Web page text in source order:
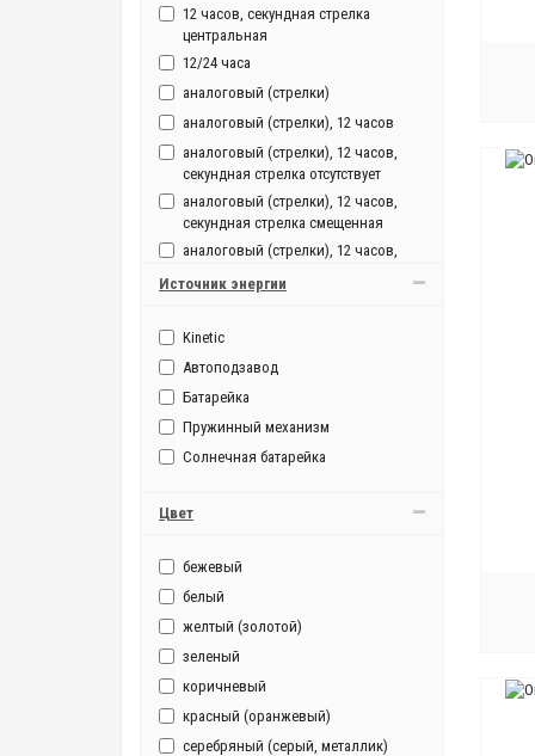
автоподзаводом
мужские, механические
автоподзаводом
12 часов, секундная стрелка
центральная
12/24 часа
аналоговый (стрелки)
аналоговый (стрелки), 12 часов
аналоговый (стрелки), 12 часов,
секундная стрелка отсутствует
аналоговый (стрелки), 12 часов,
секундная стрелка смещенная
аналоговый (стрелки), 12 часов,
аналоговый (стрелки), 12/24 часа,
аналоговый (стрелки), 12/24 часа,
секундная стрелка центральная
аналоговый (стрелки), секундная
стрелка центральная
Источник энергии
Kinetic
Автоподзавод
Батарейка
Пружинный механизм
Солнечная батарейка
Цвет
бежевый
белый
желтый (золотой)
зеленый
коричневый
красный (оранжевый)
серебряный (серый, металлик)